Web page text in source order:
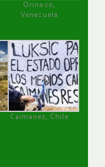
Orinoco,
Venezuela
Caimanes, Chile